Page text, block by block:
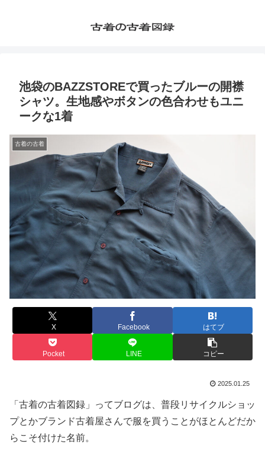
池袋のBAZZSTOREで買ったブルーの開襟
シャツ。生地感やボタンの色合わせもユニ
ークな1着
古着の古着
X Facebook はてブ
Pocket LINE コピー
2025.01.25
「古着の古着図録」ってブログは、普段リサイクルショッ
プとかブランド古着屋さんで服を買うことがほとんどだか
らこそ付けた名前。